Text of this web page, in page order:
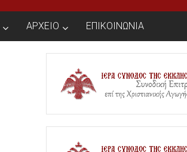
ΑΡΧΕΙΟ ΕΠΙΚΟΙΝΩΝΙΑ